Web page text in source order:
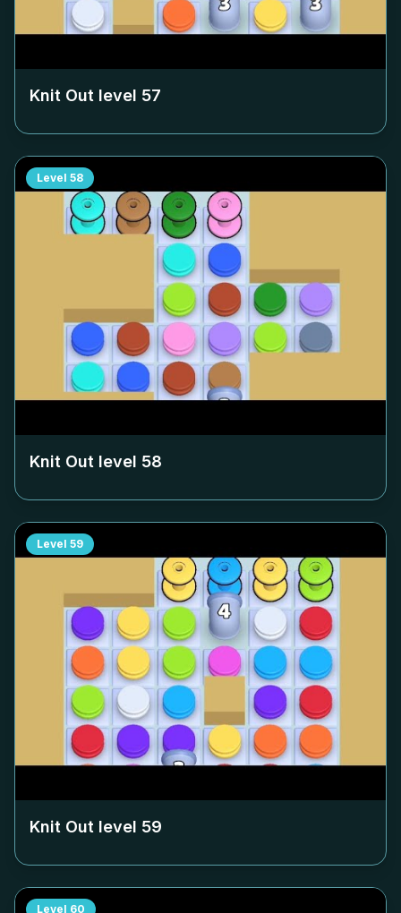
Knit Out level 57
Level 58
Knit Out level 58
Level 59
Knit Out level 59
Level 60